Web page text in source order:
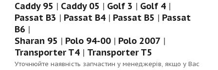
Caddy 95 | Caddy 05 | Golf 3 | Golf 4 |
Passat B3 | Passat B4 | Passat B5 | Passat
B6 |
Sharan 95 | Polo 94-00 | Polo 2007 |
Transporter T4 | Transporter T5
Уточнюйте наявність запчастин у менеджерів, якщо у Вас